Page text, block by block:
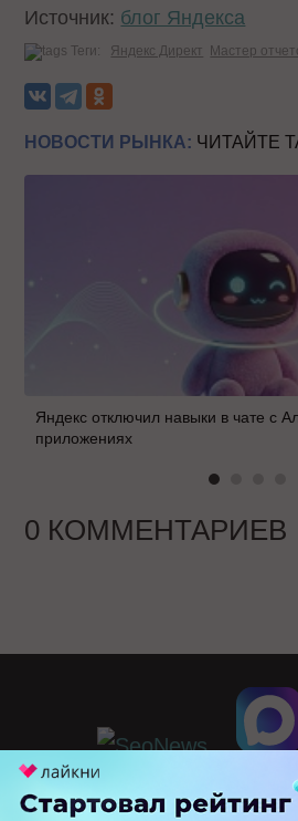
Источник: блог Яндекса
Теги: Яндекс Директ Мастер
НОВОСТИ РЫНКА: ЧИТАЙТЕ
Яндекс отключил навыки в чате с
приложениях
0 КОММЕНТАРИЕВ
ПЕРЕЙТИ НА